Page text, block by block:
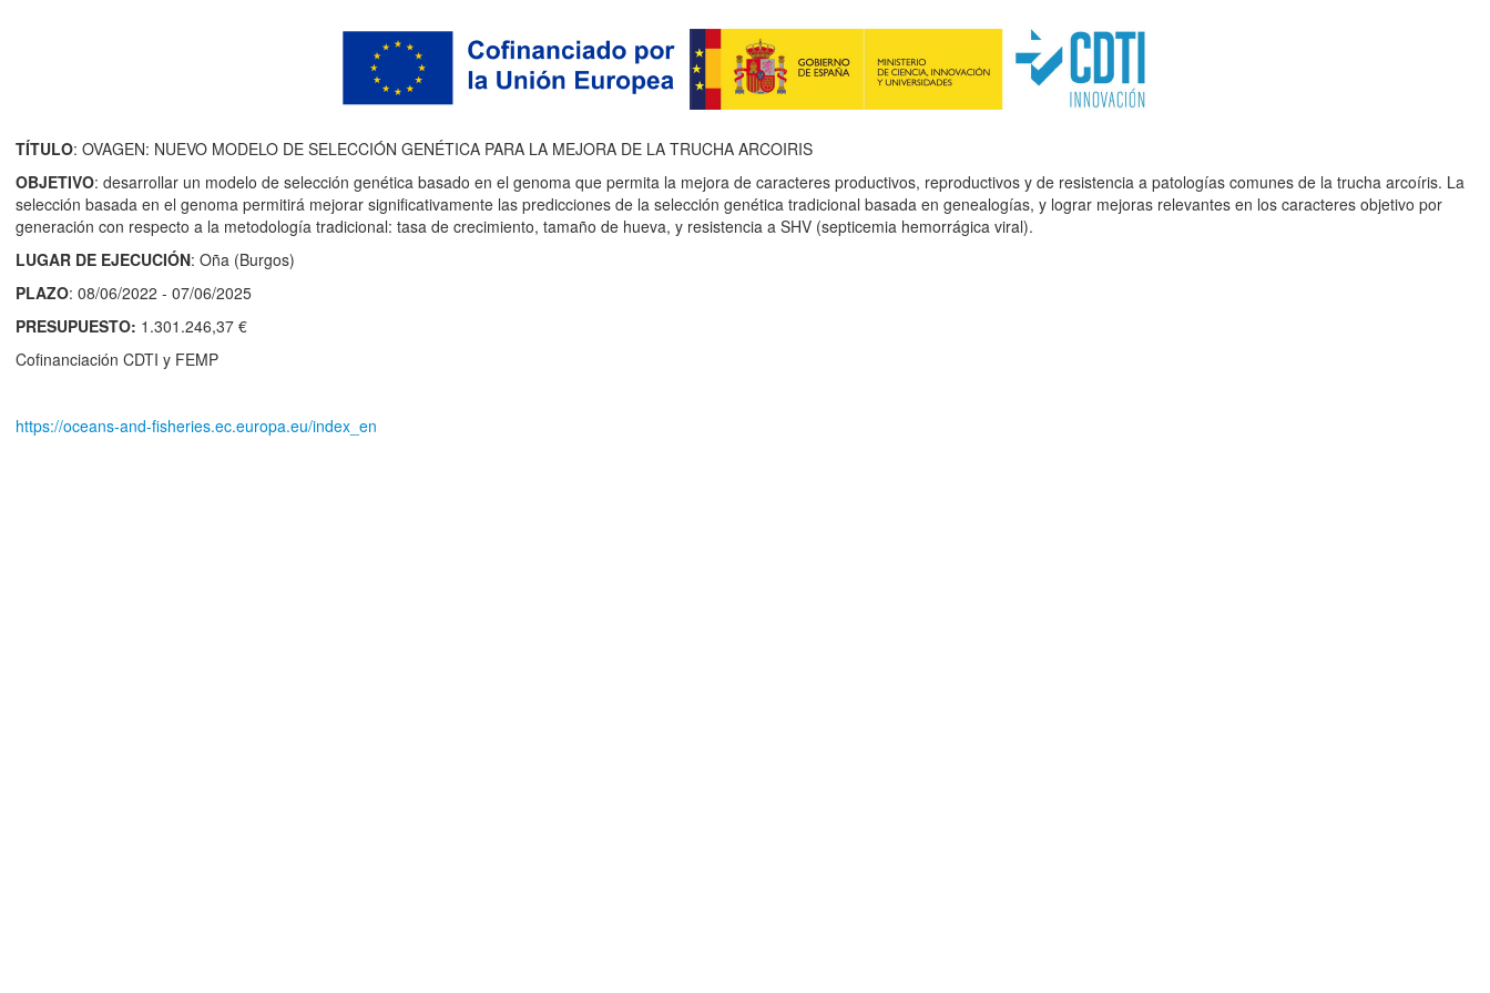
TÍTULO: OVAGEN: NUEVO MODELO DE SELECCIÓN GENÉTICA PARA LA MEJORA DE LA TRUCHA ARCOIRIS
OBJETIVO: desarrollar un modelo de selección genética basado en el genoma que permita la mejora de caracteres productivos, reproductivos y de resistencia a patologías comunes de la trucha arcoíris. La
selección basada en el genoma permitirá mejorar significativamente las predicciones de la selección genética tradicional basada en genealogías, y lograr mejoras relevantes en los caracteres objetivo por
generación con respecto a la metodología tradicional: tasa de crecimiento, tamaño de hueva, y resistencia a SHV (septicemia hemorrágica viral).
LUGAR DE EJECUCIÓN: Oña (Burgos)
PLAZO: 08/06/2022 - 07/06/2025
PRESUPUESTO: 1.301.246,37 €
Cofinanciación CDTI y FEMP
https://oceans-and-fisheries.ec.europa.eu/index_en